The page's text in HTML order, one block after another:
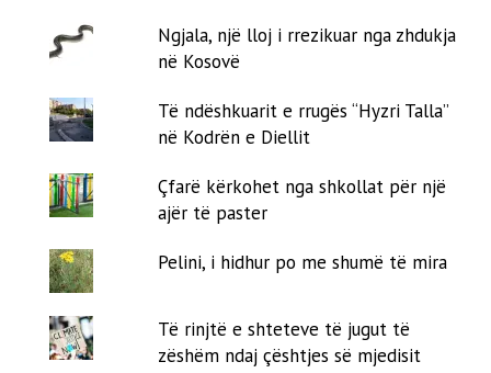
Ngjala, një lloj i rrezikuar nga zhdukja
në Kosovë
Të ndëshkuarit e rrugës “Hyzri Talla”
në Kodrën e Diellit
Çfarë kërkohet nga shkollat për një
ajër të paster
Pelini, i hidhur po me shumë të mira
Të rinjtë e shteteve të jugut të
zëshëm ndaj çështjes së mjedisit